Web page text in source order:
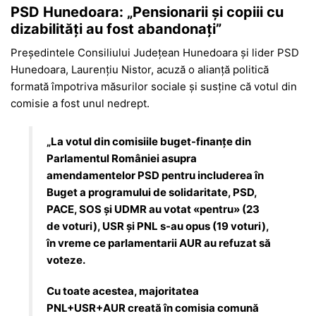
PSD Hunedoara: „Pensionarii și copiii cu
dizabilități au fost abandonați”
Președintele Consiliului Județean Hunedoara și lider PSD
Hunedoara, Laurențiu Nistor, acuză o alianță politică
formată împotriva măsurilor sociale și susține că votul din
comisie a fost unul nedrept.
„La votul din comisiile buget-finanțe din
Parlamentul României asupra
amendamentelor PSD pentru includerea în
Buget a programului de solidaritate, PSD,
PACE, SOS și UDMR au votat «pentru» (23
de voturi), USR și PNL s-au opus (19 voturi),
în vreme ce parlamentarii AUR au refuzat să
voteze.
Cu toate acestea, majoritatea
PNL+USR+AUR creată în comisia comună